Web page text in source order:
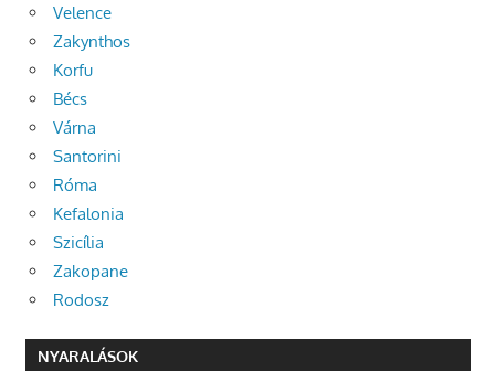
Velence
Zakynthos
Korfu
Bécs
Várna
Santorini
Róma
Kefalonia
Szicília
Zakopane
Rodosz
NYARALÁSOK